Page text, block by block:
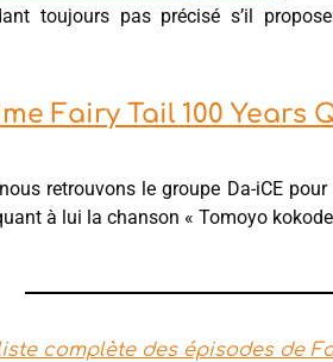
toujours pas précisé s’il
Fairy Tail 100 Years
retrouvons le groupe Da-iCE
à lui la chanson « Tomoyo
complète des épisodes de